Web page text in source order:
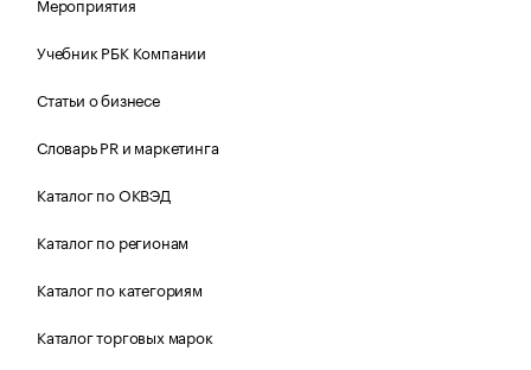
Учебник РБК Компании
Статьи о бизнесе
Словарь PR и маркетинга
Каталог по ОКВЭД
Каталог по регионам
Каталог по категориям
Каталог торговых марок